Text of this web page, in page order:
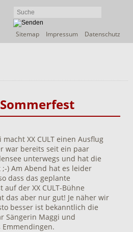
Navigation
Sitemap Impressum Datenschutz
XX CULT einen Ausflug
war bereits seit ein paar
unterwegs und hat die
) Am Abend hat es leider
dass das geplante
der XX CULT-Bühne
das aber nur gut! Je näher wir
besser ist bekanntlich die
Sängerin Maggi und